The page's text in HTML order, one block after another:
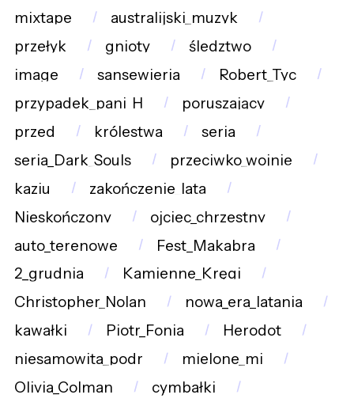
mixtape
australijski_muzyk
przełyk
gnioty
śledztwo
image
sansewieria
Robert_Tyc
przypadek_pani_H
poruszający
przed
królestwa
seria
seria_Dark_Souls
przeciwko_wojnie
kaziu
zakończenie_lata
Nieskończony
ojciec_chrzestny
auto_terenowe
Fest_Makabra
2_grudnia
Kamienne_Kręgi
Christopher_Nolan
nowa_era_latania
kawałki
Piotr_Fonia
Herodot
niesamowita_podr
mielone_mi
Olivia_Colman
cymbałki